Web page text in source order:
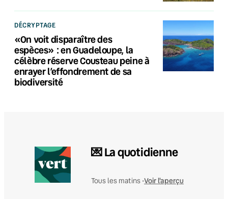
DÉCRYPTAGE
«On voit disparaître des
espèces» : en Guadeloupe, la
célèbre réserve Cousteau peine à
enrayer l’effondrement de sa
biodiversité
💌 La quotidienne
Tous les matins •Voir l'aperçu